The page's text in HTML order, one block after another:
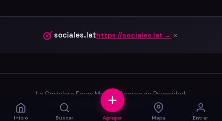
Inicio Buscar Agregar Mapa Entrar
sociales.lathttps://sociales.lat → ×
La Cartelera·Foros·Marcas Acerca de·Privacidad·
Terminos
2026-06-03.0 39ef9cb 64d ago